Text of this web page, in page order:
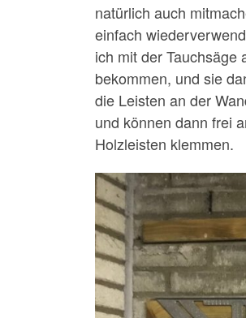
natürlich auch
einfach
ich mit der Tauchsäge
bekommen, und sie
die Leisten an der
und können dann frei
Holzleisten klemmen.